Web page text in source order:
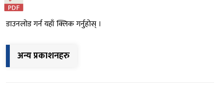
डाउनलोड गर्न यहाँ क्लिक गर्नुहोस् ।
अन्य प्रकाशनहरु